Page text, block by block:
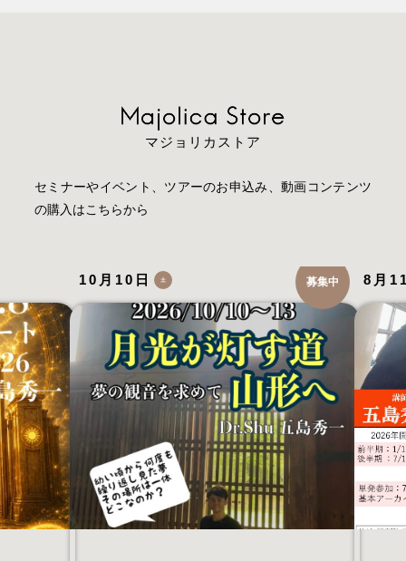
マジョリカストア
セミナーやイベント、ツアーのお申込み、動画コンテンツ
の購入はこちらから
10月10日 土 募集中 8月